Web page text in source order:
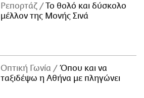
Ρεπορτάζ
Το θολό και δύσκολο
μέλλον της Μονής Σινά
Οπτική Γωνία
Όπου και να
ταξιδέψω η Αθήνα με πληγώνει